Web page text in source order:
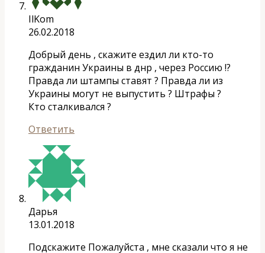
IlKom
26.02.2018
Добрый день , скажите ездил ли кто-то
гражданин Украины в днр , через Россию !?
Правда ли штампы ставят ? Правда ли из
Украины могут не выпустить ? Штрафы ?
Кто сталкивался ?
Ответить
Дарья
13.01.2018
Подскажите Пожалуйста , мне сказали что я не